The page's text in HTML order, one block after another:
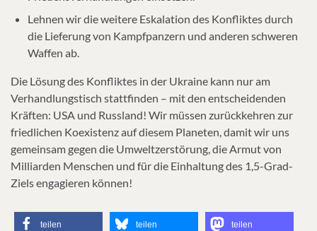
Lehnen wir die weitere Eskalation des Konfliktes durch
die Lieferung von Kampfpanzern und anderen schweren
Waffen ab.
Die Lösung des Konfliktes in der Ukraine kann nur am
Verhandlungstisch stattfinden – mit den entscheidenden
Kräften: USA und Russland! Wir müssen zurückkehren zur
friedlichen Koexistenz auf diesem Planeten, damit wir uns
gemeinsam gegen die Umweltzerstörung, die Armut von
Milliarden Menschen und für die Einhaltung des 1,5-Grad-
Ziels engagieren können!
teilen teilen teilen